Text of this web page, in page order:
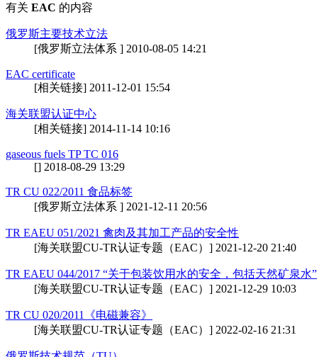
有关 EAC 的内容
俄罗斯主要技术立法
[俄罗斯立法体系 ] 2010-08-05 14:21
EAC certificate
[相关链接] 2011-12-01 15:54
海关联盟认证中心
[相关链接] 2014-11-14 10:16
gaseous fuels TP TC 016
[] 2018-08-29 13:29
TR CU 022/2011 食品标签
[俄罗斯立法体系 ] 2021-12-11 20:56
TR EAEU 051/2021 禽肉及其加工产品的安全性
[海关联盟CU-TR认证专题（EAC）] 2021-12-20 21:40
TR EAEU 044/2017 “关于包装饮用水的安全，包括天然矿泉水”
[海关联盟CU-TR认证专题（EAC）] 2021-12-29 10:03
TR CU 020/2011《电磁兼容》
[海关联盟CU-TR认证专题（EAC）] 2022-02-16 21:31